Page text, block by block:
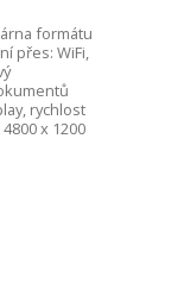
formátu
přes: WiFi,
rychlost
x 1200